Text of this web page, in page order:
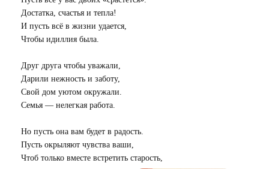
Достатка, счастья и тепла!
И пусть всё в жизни удается,
Чтобы идиллия была.
Друг друга чтобы уважали,
Дарили нежность и заботу,
Свой дом уютом окружали.
Семья — нелегкая работа.
Но пусть она вам будет в радость.
Пусть окрыляют чувства ваши,
Чтоб только вместе встретить старость,